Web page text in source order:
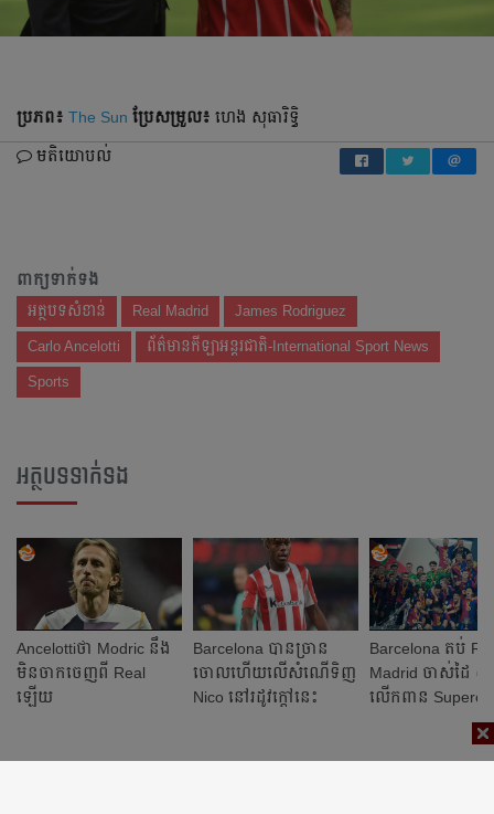
ប្រភព៖ The Sun ប្រែ​សម្រួល៖ ហេង សុធារិទ្ធិ
មតិយោបល់
ពាក្យទាក់ទង
អត្ថបទសំខាន់ Real Madrid James Rodriguez
Carlo Ancelotti ព័ត៌មានកីឡាអន្តរជាតិ-International Sport News
Sports
អត្ថបទទាក់ទង
Ancelottiថា​ Modric នឹង​
មិន​ចាកចេញ​ពី​ Real
ឡើយ
Barcelona បាន​ច្រាន​​
ចោល​ហើយ​លើ​សំណើ​ទិញ
Nico នៅ​រដូវ​ក្ដៅ​នេះ​
Barcelona តប់
Madrid ចាស់ដៃ ៥
លើកពាន